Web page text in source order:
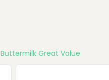
Great Value